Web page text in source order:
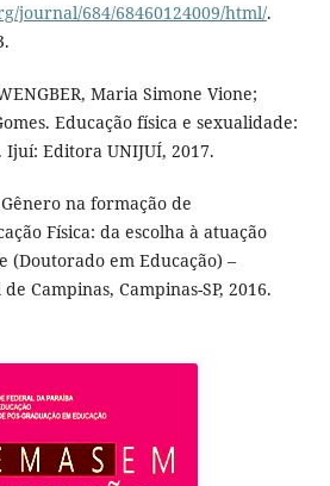
journal/684/68460124009/html/.
Maria Simone Vione;
Educação física e sexualidade:
Ijuí: Editora UNIJUÍ, 2017.
na formação de
Física: da escolha à atuação
(Doutorado em Educação) –
Campinas, Campinas-SP, 2016.